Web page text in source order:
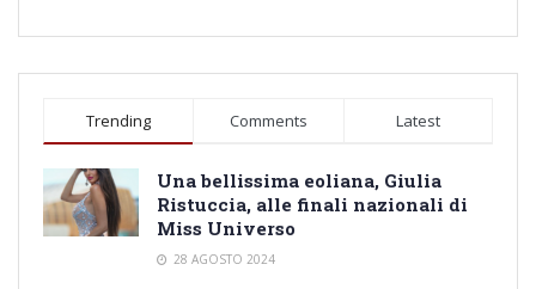
Trending Comments Latest
Una bellissima eoliana, Giulia
Ristuccia, alle finali nazionali di
Miss Universo
28 AGOSTO 2024